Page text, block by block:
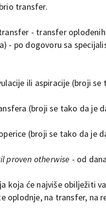
transfer.
- transfer
- po dogovoru sa
ili aspiracije (broji
(broji se tako da je
(broji se tako da je
proven otherwise - od
koja će najviše obilježiti
oplodnje, na transfer,